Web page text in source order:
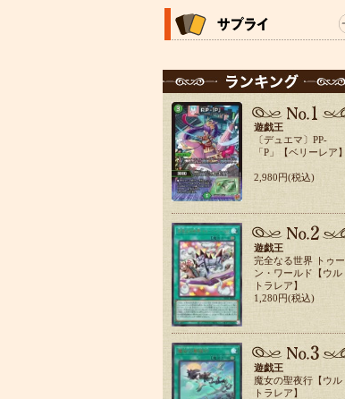
遊戯王
〔デュエマ〕PP-
「P」【ベリーレア】
2,980円(税込)
遊戯王
完全なる世界 トゥー
ン・ワールド【ウル
トラレア】
1,280円(税込)
遊戯王
魔女の聖夜行【ウル
トラレア】